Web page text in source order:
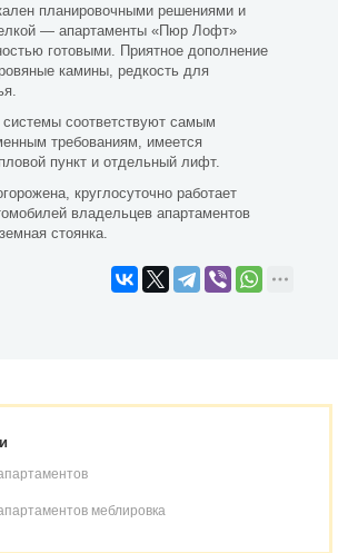
планировочными решениями и
— апартаменты «Пюр Лофт»
готовыми. Приятное дополнение
камины, редкость для
соответствуют самым
требованиям, имеется
пункт и отдельный лифт.
круглосуточно работает
владельцев апартаментов
стоянка.
меблировка